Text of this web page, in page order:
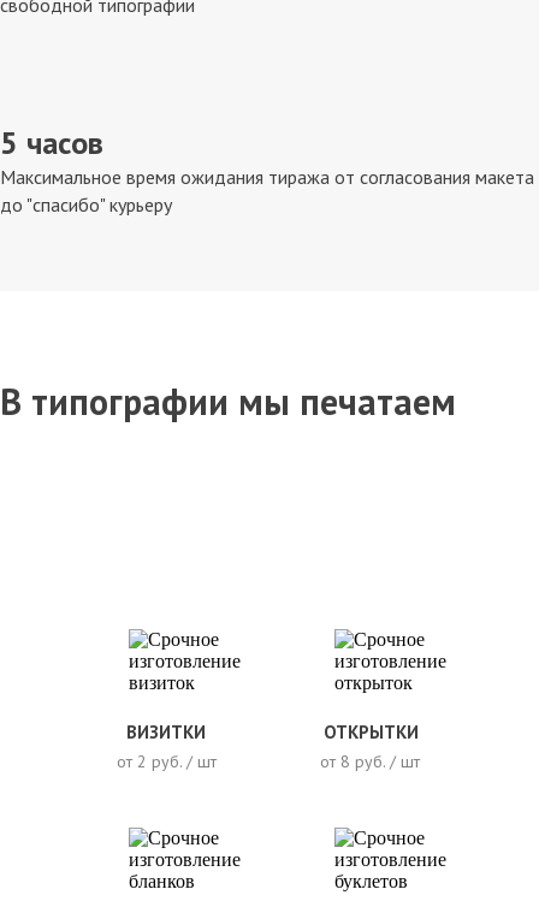
свободной типографии
5 часов
Максимальное время ожидания тиража от согласования макета
до "спасибо" курьеру
В типографии мы печатаем
от 8 руб. / шт
ОТКРЫТКИ
от 2 руб. / шт
ВИЗИТКИ